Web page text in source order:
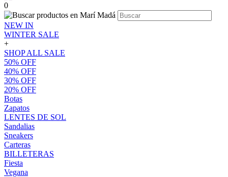
0
NEW IN
WINTER SALE
+
SHOP ALL SALE
50% OFF
40% OFF
30% OFF
20% OFF
Botas
Zapatos
LENTES DE SOL
Sandalias
Sneakers
Carteras
BILLETERAS
Fiesta
Vegana